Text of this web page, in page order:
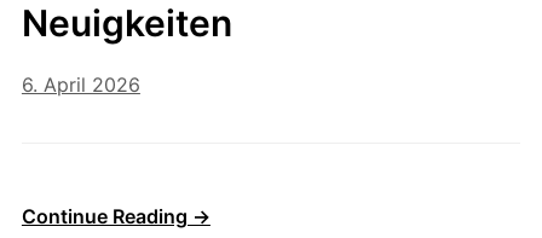
Neuigkeiten
6. April 2026
Continue Reading →